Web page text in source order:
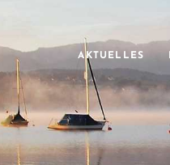
AKTUELLES